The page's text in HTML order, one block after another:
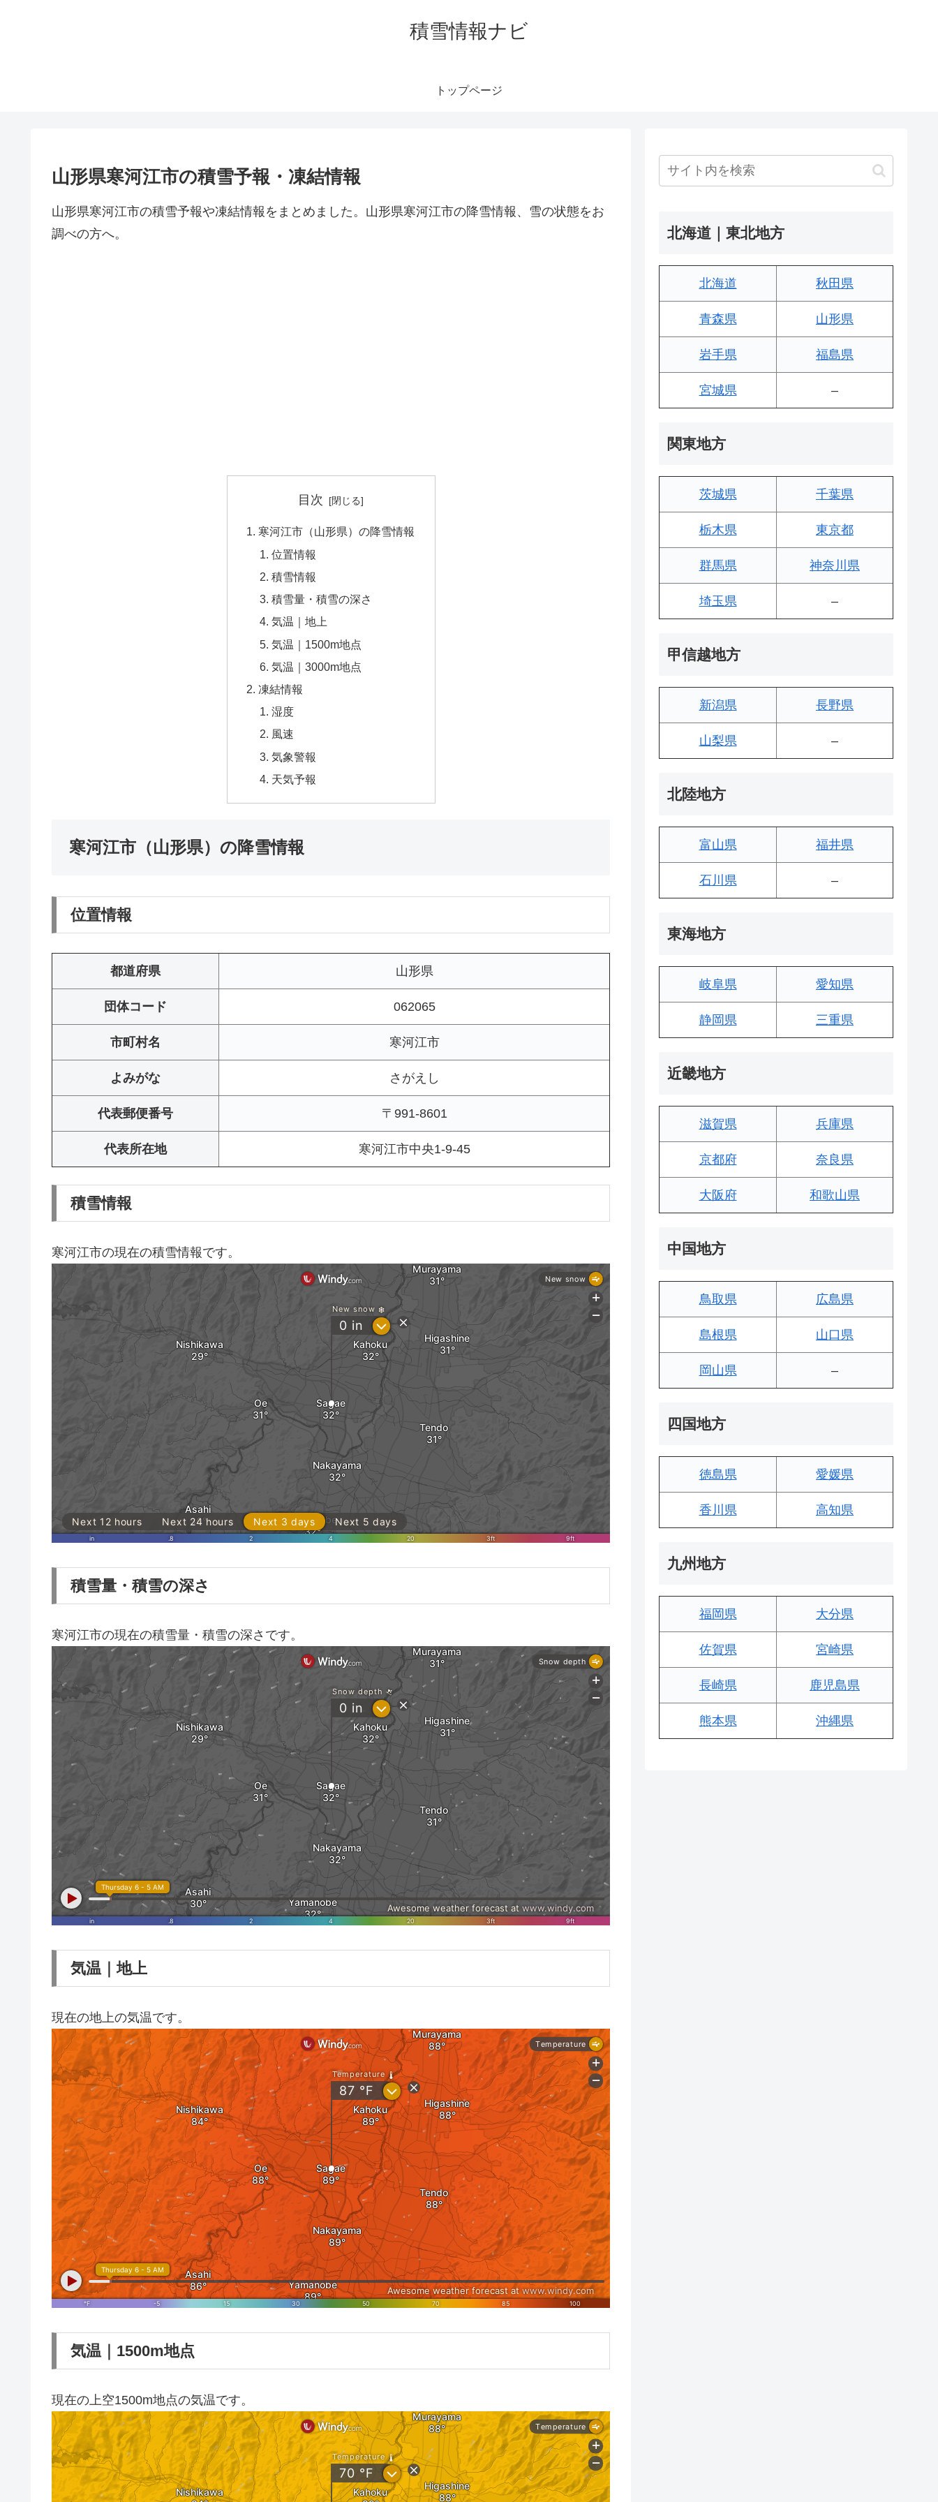
積雪情報ナビ
トップページ
山形県寒河江市の積雪予報・凍結情報
山形県寒河江市の積雪予報や凍結情報をまとめました。山形県寒河江市の降雪情報、雪の状態をお
調べの方へ。
目次
寒河江市（山形県）の降雪情報
位置情報
積雪情報
積雪量・積雪の深さ
気温｜地上
気温｜1500m地点
気温｜3000m地点
凍結情報
湿度
風速
気象警報
天気予報
寒河江市（山形県）の降雪情報
位置情報
都道府県 山形県
団体コード 062065
市町村名 寒河江市
よみがな さがえし
代表郵便番号 〒991-8601
代表所在地 寒河江市中央1-9-45
積雪情報
寒河江市の現在の積雪情報です。
積雪量・積雪の深さ
寒河江市の現在の積雪量・積雪の深さです。
気温｜地上
現在の地上の気温です。
気温｜1500m地点
現在の上空1500m地点の気温です。
北海道｜東北地方
北海道 秋田県
青森県 山形県
岩手県 福島県
宮城県 –
関東地方
茨城県 千葉県
栃木県 東京都
群馬県 神奈川県
埼玉県 –
甲信越地方
新潟県 長野県
山梨県 –
北陸地方
富山県 福井県
石川県 –
東海地方
岐阜県 愛知県
静岡県 三重県
近畿地方
滋賀県 兵庫県
京都府 奈良県
大阪府 和歌山県
中国地方
鳥取県 広島県
島根県 山口県
岡山県 –
四国地方
徳島県 愛媛県
香川県 高知県
九州地方
福岡県 大分県
佐賀県 宮崎県
長崎県 鹿児島県
熊本県 沖縄県